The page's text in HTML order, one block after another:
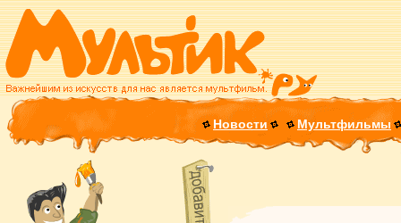
Новости Мультфильмы